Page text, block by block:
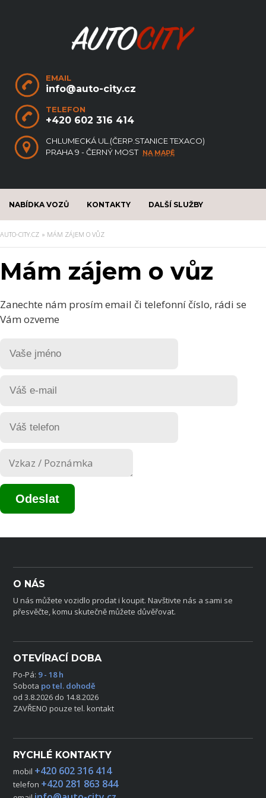
EMAIL
info@auto-city.cz
TELEFON
+420 602 316 414
CHLUMECKÁ UL.(ČERP.STANICE TEXACO)
PRAHA 9 - ČERNÝ MOST NA MAPĚ
NABÍDKA VOZŮ KONTAKTY DALŠÍ SLUŽBY
AUTO-CITY.CZ MÁM ZÁJEM O VŮZ
Mám zájem o vůz
Zanechte nám prosím email či telefonní číslo, rádi se
Vám ozveme
O NÁS
U nás můžete vozidlo prodat i koupit. Navštivte nás a sami se
přesvěčte, komu skutečně můžete důvěřovat.
OTEVÍRACÍ DOBA
Po-Pá: 9 - 18 h
Sobota po tel. dohodě
od 3.8.2026 do 14.8.2026
ZAVŘENO pouze tel. kontakt
RYCHLÉ KONTAKTY
mobil +420 602 316 414
telefon +420 281 863 844